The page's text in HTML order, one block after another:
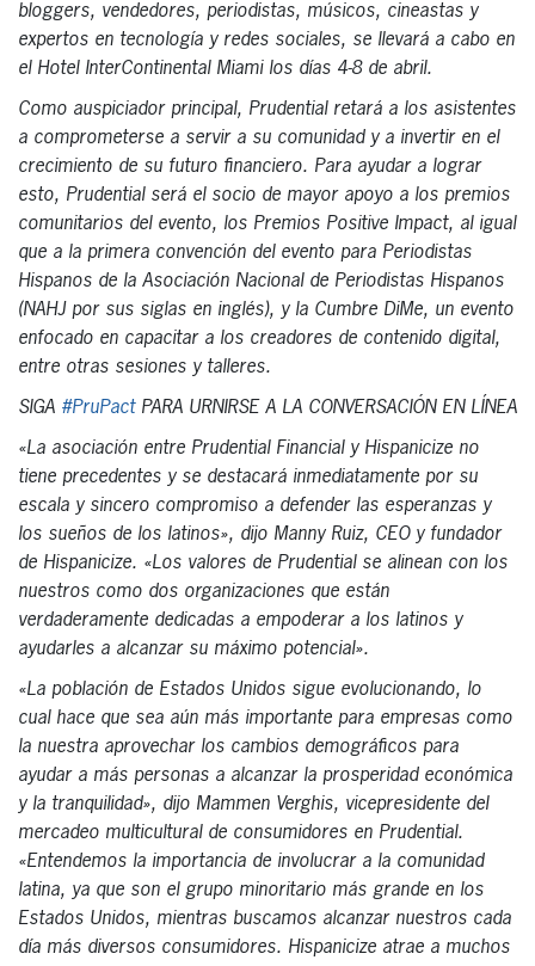
bloggers, vendedores, periodistas, músicos, cineastas y
expertos en tecnología y redes sociales, se llevará a cabo en
el Hotel InterContinental Miami los días 4-8 de abril.
Como auspiciador principal, Prudential retará a los asistentes
a comprometerse a servir a su comunidad y a invertir en el
crecimiento de su futuro financiero. Para ayudar a lograr
esto, Prudential será el socio de mayor apoyo a los premios
comunitarios del evento, los Premios Positive Impact, al igual
que a la primera convención del evento para Periodistas
Hispanos de la Asociación Nacional de Periodistas Hispanos
(NAHJ por sus siglas en inglés), y la Cumbre DiMe, un evento
enfocado en capacitar a los creadores de contenido digital,
entre otras sesiones y talleres.
SIGA #PruPactPARA URNIRSE A LA CONVERSACIÓN EN LÍNEA
«La asociación entre Prudential Financial y Hispanicize no
tiene precedentes y se destacará inmediatamente por su
escala y sincero compromiso a defender las esperanzas y
los sueños de los latinos», dijo Manny Ruiz, CEO y fundador
de Hispanicize. «Los valores de Prudential se alinean con los
nuestros como dos organizaciones que están
verdaderamente dedicadas a empoderar a los latinos y
ayudarles a alcanzar su máximo potencial».
«La población de Estados Unidos sigue evolucionando, lo
cual hace que sea aún más importante para empresas como
la nuestra aprovechar los cambios demográficos para
ayudar a más personas a alcanzar la prosperidad económica
y la tranquilidad», dijo Mammen Verghis, vicepresidente del
mercadeo multicultural de consumidores en Prudential.
«Entendemos la importancia de involucrar a la comunidad
latina, ya que son el grupo minoritario más grande en los
Estados Unidos, mientras buscamos alcanzar nuestros cada
día más diversos consumidores. Hispanicize atrae a muchos